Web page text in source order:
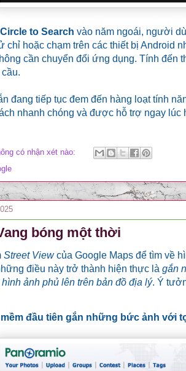
Circle to Search vào năm ngoái, người
chỉ hoặc chạm trên các thiết bị Android
cần chuyển đổi ứng dụng. Tính đến
đang tiếp tục đem đến hàng loạt tính
nhanh chóng và được hỗ trợ ngay lúc
có nhận xét nào:
bóng một thời
Street Viewcủa Google Maps để tìm về
điều này trở thành hiện thực là gắn
ảnh phủ lên trên bản đồ địa lý. Ý
đầu tiên gắn những bức ảnh với